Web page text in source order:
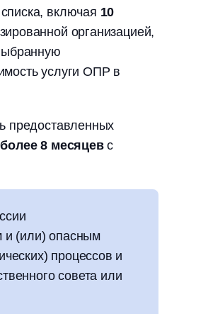
включая 10
организацией,
услуги ОПР в
предоставленных
8 месяцевс
и (или) опасным
процессов и
совета или